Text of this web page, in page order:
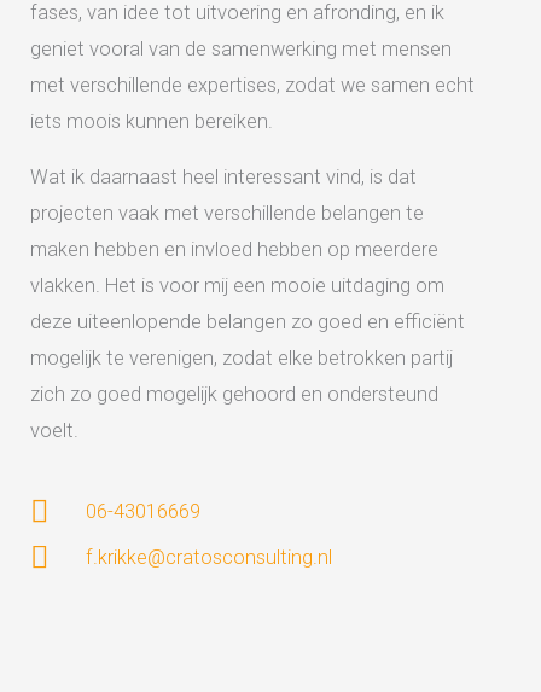
fases, van idee tot uitvoering en afronding, en ik
geniet vooral van de samenwerking met mensen
met verschillende expertises, zodat we samen echt
iets moois kunnen bereiken.
Wat ik daarnaast heel interessant vind, is dat
projecten vaak met verschillende belangen te
maken hebben en invloed hebben op meerdere
vlakken. Het is voor mij een mooie uitdaging om
deze uiteenlopende belangen zo goed en efficiënt
mogelijk te verenigen, zodat elke betrokken partij
zich zo goed mogelijk gehoord en ondersteund
voelt.
06-43016669
f.krikke@cratosconsulting.nl